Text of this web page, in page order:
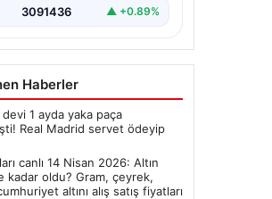
3091436 ▲ +0.89%
Haberler
1 ayda yaka paça
Real Madrid servet ödeyip
canlı 14 Nisan 2026: Altın
kadar oldu? Gram, çeyrek,
altını alış satış fiyatları